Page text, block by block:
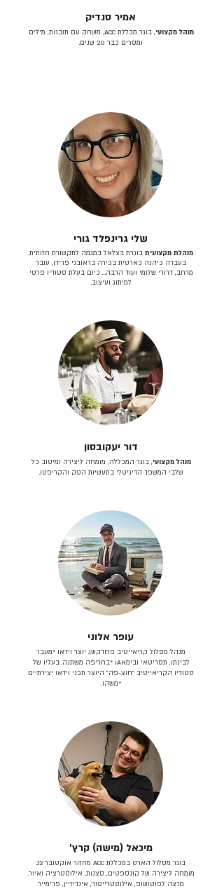
אמיר סנדיק
מנהל מקצועי
, בוגר מכללת ACC, משחק עם תובנות, מילים
ומסרים כבר 20 שנים.
שלי גרינפלד גורי
מנהלת מקצועית בוגרת בצלאל במגמה לתקשורת חזותית.
בעברה כיהנה כארטית בכירה בראובני פרידן, ענבר
מרחב, דרורי שלומי ועוד הרבה… כיום בעלת סטודיו פרטי
למיתוג ועיצוב.
דור יעקובסון
מנהל מקצועי, בוגר המכללה, מומחה ליצירה ומיטוב כל
שלבי המשפך הדיגיטלי בתעשיות הטק והקריפטו.
עופר אלוני
מנהל מסלול קריאייטיב פרודקשן. יוצר וידאו *מעבר
לבינתו, תסריטאי וב​ימאiA‎ *בחריפה משתנה. בעליו של
סטודיו הקריאייטיב ״חוצ-פה״ היוצר תכני וידאו יצירתיים
*משהו.
מיכאל (מישה) קרץ׳
בוגר מסלול הארט במכללת ACC מחזור אוקטובר 12.
מומחה ליצירה של קונספטים, סצנות, אילוסטרציה ואיור.
מרצה לפוטושופ, אילוסטרייטור, אינדיזיין, פרימייר